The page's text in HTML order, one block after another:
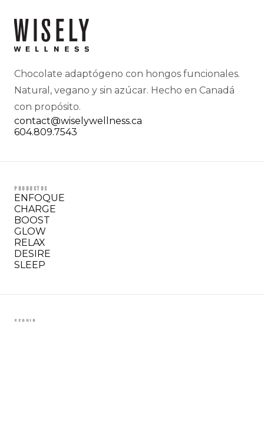
Chocolate adaptógeno con hongos funcionales.
Natural, vegano y sin azúcar. Hecho en Canadá
con propósito.
contact@wiselywellness.ca
604.809.7543
PRODUCTOS
ENFOQUE
CHARGE
BOOST
GLOW
RELAX
DESIRE
SLEEP
SEGUIR